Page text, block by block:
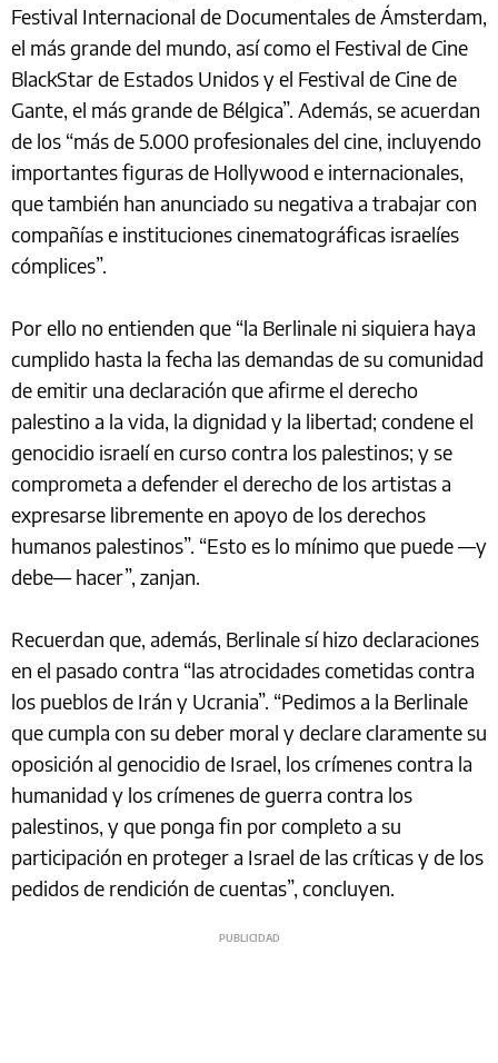
Festival Internacional de Documentales de Ámsterdam,
el más grande del mundo, así como el Festival de Cine
BlackStar de Estados Unidos y el Festival de Cine de
Gante, el más grande de Bélgica”. Además, se acuerdan
de los “más de 5.000 profesionales del cine, incluyendo
importantes figuras de Hollywood e internacionales,
que también han anunciado su negativa a trabajar con
compañías e instituciones cinematográficas israelíes
cómplices”.
Por ello no entienden que “la Berlinale ni siquiera haya
cumplido hasta la fecha las demandas de su comunidad
de emitir una declaración que afirme el derecho
palestino a la vida, la dignidad y la libertad; condene el
genocidio israelí en curso contra los palestinos; y se
comprometa a defender el derecho de los artistas a
expresarse libremente en apoyo de los derechos
humanos palestinos”. “Esto es lo mínimo que puede —y
debe— hacer”, zanjan.
Recuerdan que, además, Berlinale sí hizo declaraciones
en el pasado contra “las atrocidades cometidas contra
los pueblos de Irán y Ucrania”. “Pedimos a la Berlinale
que cumpla con su deber moral y declare claramente su
oposición al genocidio de Israel, los crímenes contra la
humanidad y los crímenes de guerra contra los
palestinos, y que ponga fin por completo a su
participación en proteger a Israel de las críticas y de los
pedidos de rendición de cuentas”, concluyen.